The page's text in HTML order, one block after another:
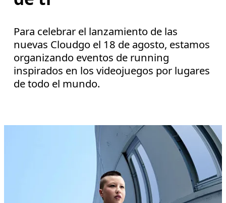
Para celebrar el lanzamiento de las
nuevas Cloudgo el 18 de agosto, estamos
organizando eventos de running
inspirados en los videojuegos por lugares
de todo el mundo.